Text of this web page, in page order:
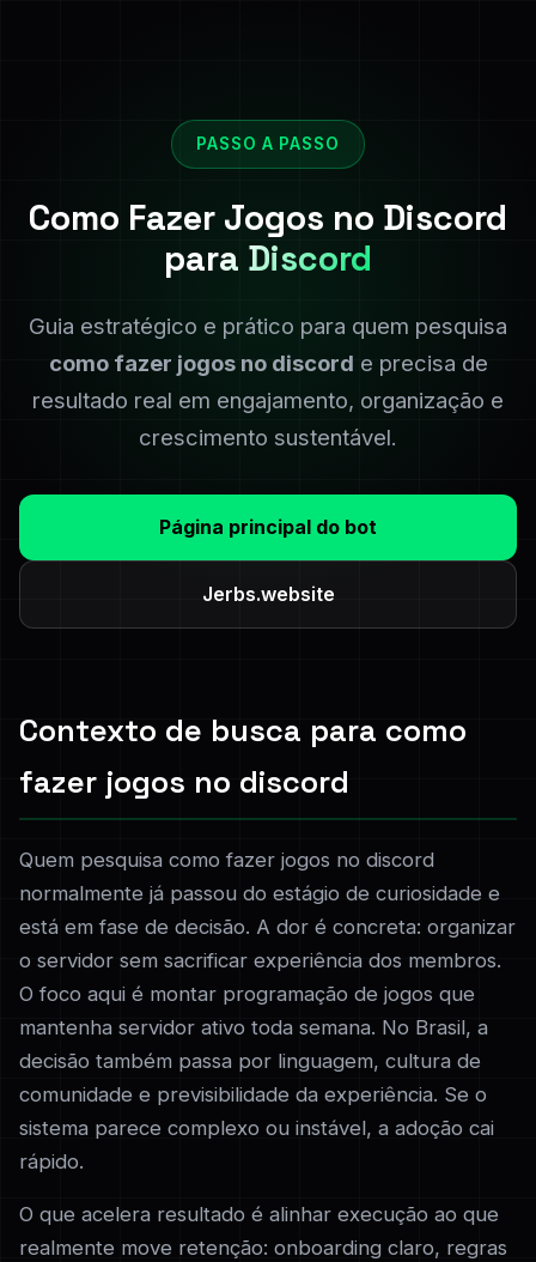
PASSO A PASSO
Como Fazer Jogos no Discord
para Discord
Guia estratégico e prático para quem pesquisa
como fazer jogos no discord e precisa de
resultado real em engajamento, organização e
crescimento sustentável.
Página principal do bot
Jerbs.website
Contexto de busca para como
fazer jogos no discord
Quem pesquisa como fazer jogos no discord
normalmente já passou do estágio de curiosidade e
está em fase de decisão. A dor é concreta: organizar
o servidor sem sacrificar experiência dos membros.
O foco aqui é montar programação de jogos que
mantenha servidor ativo toda semana. No Brasil, a
decisão também passa por linguagem, cultura de
comunidade e previsibilidade da experiência. Se o
sistema parece complexo ou instável, a adoção cai
rápido.
O que acelera resultado é alinhar execução ao que
realmente move retenção: onboarding claro, regras